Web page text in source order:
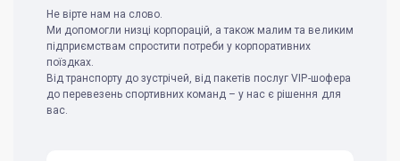
Не вірте нам на слово.
Ми допомогли низці корпорацій, а також малим та великим
підприємствам спростити потреби у корпоративних
поїздках.
Від транспорту до зустрічей, від пакетів послуг VIP-шофера
до перевезень спортивних команд – у нас є рішення для
вас.